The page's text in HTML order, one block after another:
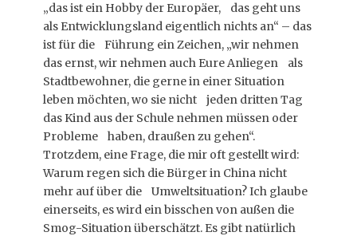
„das ist ein Hobby der Europäer, das geht uns
als Entwicklungsland eigentlich nichts an“ – das
ist für die Führung ein Zeichen, „wir nehmen
das ernst, wir nehmen auch Eure Anliegen als
Stadtbewohner, die gerne in einer Situation
leben möchten, wo sie nicht jeden dritten Tag
das Kind aus der Schule nehmen müssen oder
Probleme haben, draußen zu gehen“.
Trotzdem, eine Frage, die mir oft gestellt wird:
Warum regen sich die Bürger in China nicht
mehr auf über die Umweltsituation? Ich glaube
einerseits, es wird ein bisschen von außen die
Smog-Situation überschätzt. Es gibt natürlich